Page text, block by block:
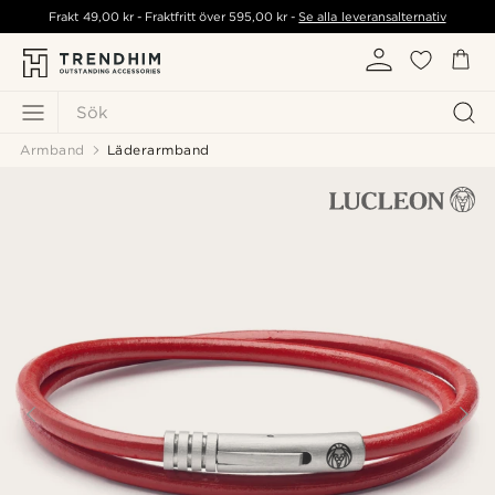
Sök
Frakt 49,00 kr- Fraktfritt över595,00 kr -Se alla leveransalternativ
Armband Läderarmband